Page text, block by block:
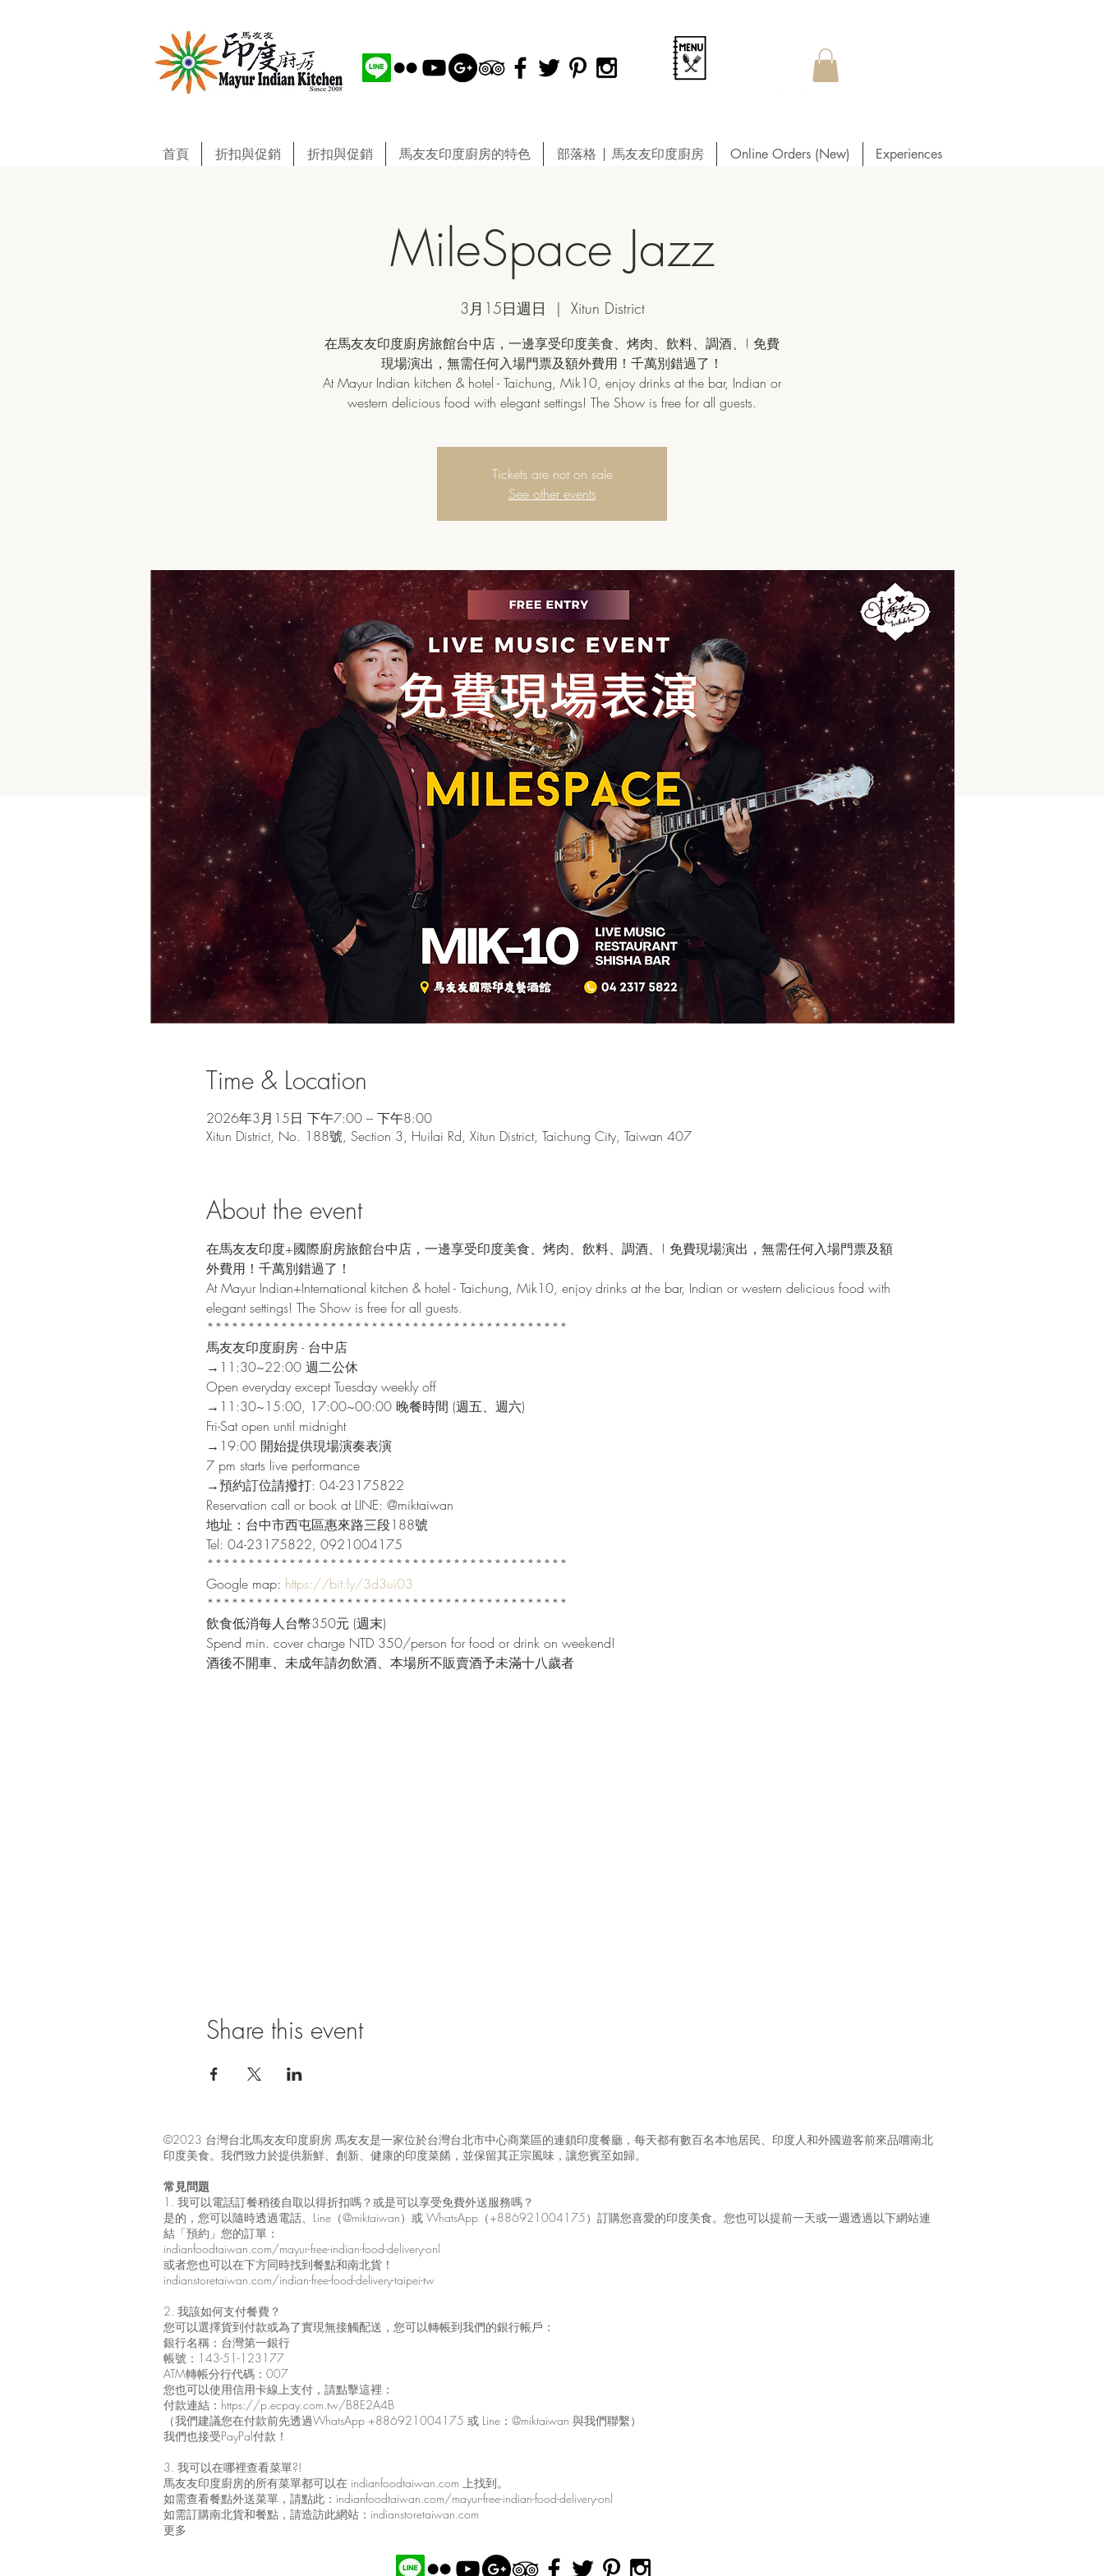
首頁 折扣與促銷 折扣與促銷 馬友友印度廚房的特色 部落格 | 馬友友印度廚房 Online Orders (New) Experiences
MileSpace Jazz
3月15日週日
  |
Xitun District
在馬友友印度廚房旅館台中店，一邊享受印度美食、烤肉、飲料、調酒、! 免費
現場演出，無需任何入場門票及額外費用！千萬別錯過了！
At Mayur Indian kitchen & hotel - Taichung, Mik10, enjoy drinks at the bar, Indian or
western delicious food with elegant settings! The Show is free for all guests.
Tickets are not on sale
See other events
Time & Location
2026年3月15日 下午7:00 – 下午8:00
Xitun District, No. 188號, Section 3, Huilai Rd, Xitun District, Taichung City, Taiwan 407
About the event
在馬友友印度+國際廚房旅館台中店，一邊享受印度美食、烤肉、飲料、調酒、! 免費現場演出，無需任何入場門票及額
外費用！千萬別錯過了！
At Mayur Indian+International kitchen & hotel - Taichung, Mik10, enjoy drinks at the bar, Indian or western delicious food with
elegant settings! The Show is free for all guests.
********************************************
馬友友印度廚房 - 台中店
→11:30~22:00 週二公休
Open everyday except Tuesday weekly off
→11:30~15:00, 17:00~00:00 晚餐時間 (週五、週六)
Fri-Sat open until midnight
→19:00 開始提供現場演奏表演
7 pm starts live performance
→預約訂位請撥打: 04-23175822
Reservation call or book at LINE: @miktaiwan
地址：台中市西屯區惠來路三段188號
Tel: 04-23175822, 0921004175
********************************************
Google map: https://bit.ly/3d3ui03
********************************************
飲食低消每人台幣350元 (週末)
Spend min. cover charge NTD 350/person for food or drink on weekend!
酒後不開車、未成年請勿飲酒、本場所不販賣酒予未滿十八歲者
Share this event
©2023 台灣台北馬友友印度廚房 馬友友是一家位於台灣台北市中心商業區的連鎖印度餐廳，每天都有數百名本地居民、印度人和外國遊客前來品嚐南北
印度美食。我們致力於提供新鮮、創新、健康的印度菜餚，並保留其正宗風味，讓您賓至如歸。
常見問題
1. 我可以電話訂餐稍後自取以得折扣嗎？或是可以享受免費外送服務嗎？
是的，您可以隨時透過電話、Line（@miktaiwan）或 WhatsApp（+886921004175）訂購您喜愛的印度美食。您也可以提前一天或一週透過以下網站連
結「預約」您的訂單：
indianfoodtaiwan.com/mayur-free-indian-food-delivery-onl
或者您也可以在下方同時找到餐點和南北貨！
indianstoretaiwan.com/indian-free-food-delivery-taipei-tw
2. 我該如何支付餐費？
您可以選擇貨到付款或為了實現無接觸配送，您可以轉帳到我們的銀行帳戶：
銀行名稱：台灣第一銀行
帳號：143-51-123177
ATM轉帳分行代碼：007
您也可以使用信用卡線上支付，請點擊這裡：
付款連結： https://p.ecpay.com.tw/B8E2A4B
（我們建議您在付款前先透過WhatsApp +886921004175 或 Line：@miktaiwan 與我們聯繫）
我們也接受PayPal付款！
3. 我可以在哪裡查看菜單?!
馬友友印度廚房的所有菜單都可以在 indianfoodtaiwan.com 上找到。
如需查看餐點外送菜單，請點此：indianfoodtaiwan.com/mayur-free-indian-food-delivery-onl
如需訂購南北貨和餐點，請造訪此網站：indianstoretaiwan.com
更多